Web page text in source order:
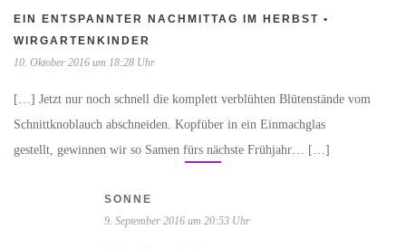
EIN ENTSPANNTER NACHMITTAG IM HERBST •
WIRGARTENKINDER
10. Oktober 2016 um 18:28 Uhr
[…] Jetzt nur noch schnell die komplett verblühten Blütenstände vom
Schnittknoblauch abschneiden. Kopfüber in ein Einmachglas
gestellt, gewinnen wir so Samen fürs nächste Frühjahr… […]
SONNE
9. September 2016 um 20:53 Uhr